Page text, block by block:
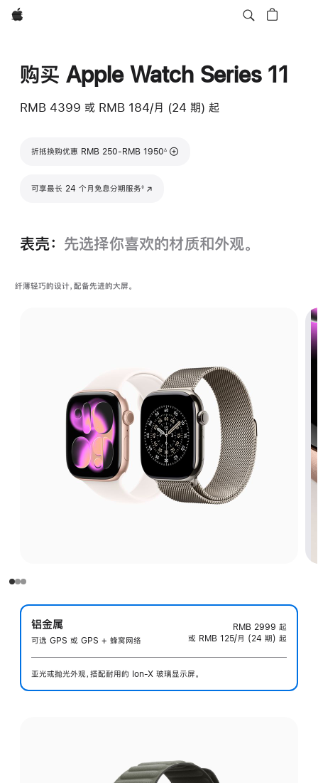
Apple
购买 Apple Watch Series 11
RMB 4399 或 RMB 184/月 (24 期) 起
折抵换购优惠 RMB 250-RMB 1950
脚注
∆
可享最长 24 个月免息分期服务◊
(在新窗口中打开)
表壳： 先选择你喜欢的材质和外观。
纤薄轻巧的设计，配备先进的大屏。
铝金属
可选 GPS 或 GPS + 蜂窝网络
RMB 2999 起
或 RMB 125/月 (24 期) 起
亚光或抛光外观，搭配耐用的 Ion-X 玻璃显示屏。